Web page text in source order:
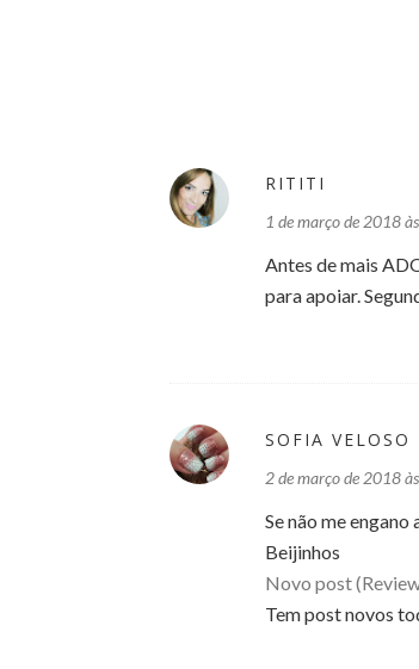
RITITI
1 de março de 2018
Antes de mais
para apoiar.
SOFIA VELOSO
2 de março de 2018
Se não me
Beijinhos
Novo post
Tem post novos